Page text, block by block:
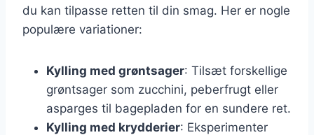
du kan tilpasse retten til din smag. Her er nogle
populære variationer:
Kylling med grøntsager: Tilsæt forskellige
grøntsager som zucchini, peberfrugt eller
asparges til bagepladen for en sundere ret.
Kylling med krydderier: Eksperimenter